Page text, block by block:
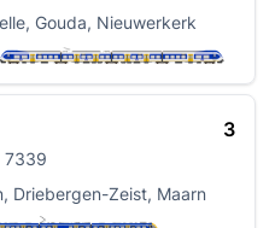
Gouda, Nieuwerkerk
7339
3
Driebergen-Zeist, Maarn